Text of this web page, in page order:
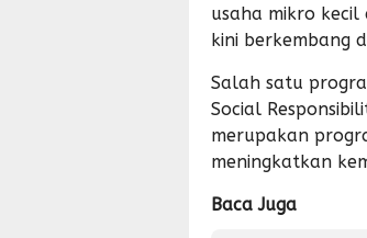
usaha mikro kecil
kini berkembang
Salah satu
Social
merupakan
meningkatkan
Baca Juga